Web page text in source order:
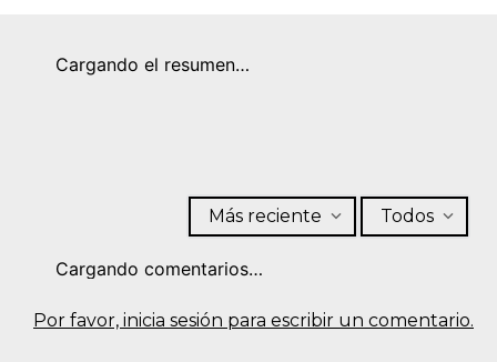
Cargando el resumen…
Por favor, inicia sesión para escribir un comentario.
Más reciente Todos
Cargando comentarios…